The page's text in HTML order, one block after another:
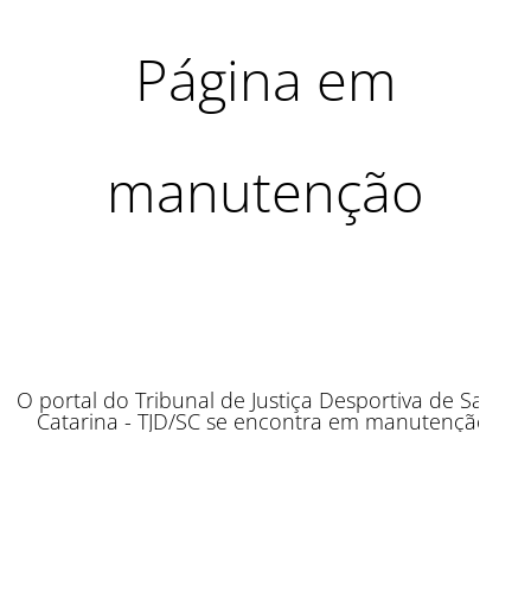
Página em
manutenção
O portal do Tribunal de Justiça Desportiva de Santa
Catarina - TJD/SC se encontra em manutenção.